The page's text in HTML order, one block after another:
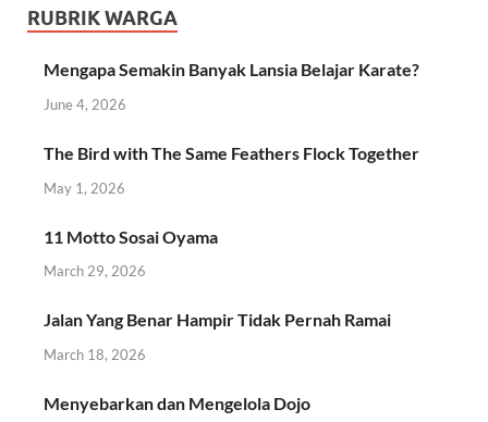
RUBRIK WARGA
Mengapa Semakin Banyak Lansia Belajar Karate?
June 4, 2026
The Bird with The Same Feathers Flock Together
May 1, 2026
11 Motto Sosai Oyama
March 29, 2026
Jalan Yang Benar Hampir Tidak Pernah Ramai
March 18, 2026
Menyebarkan dan Mengelola Dojo